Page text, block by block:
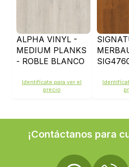
ALPHA VINYL -
MEDIUM PLANKS
- ROBLE BLANCO
BLUSH -
AVMP40200
Identifícate para ver el
precio
¡Contáctanos para